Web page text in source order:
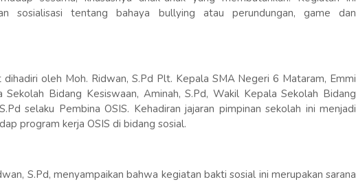
sosialisasi tentang bahaya bullying atau perundungan, game dan
oleh Moh. Ridwan, S.Pd Plt. Kepala SMA Negeri 6 Mataram, Emmi
Sekolah Bidang Kesiswaan, Aminah, S.Pd, Wakil Kepala Sekolah Bidang
selaku Pembina OSIS. Kehadiran jajaran pimpinan sekolah ini menjadi
program kerja OSIS di bidang sosial.
S.Pd, menyampaikan bahwa kegiatan bakti sosial ini merupakan sarana